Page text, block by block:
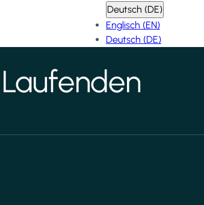
Deutsch (DE)
Englisch (EN)
Deutsch (DE)